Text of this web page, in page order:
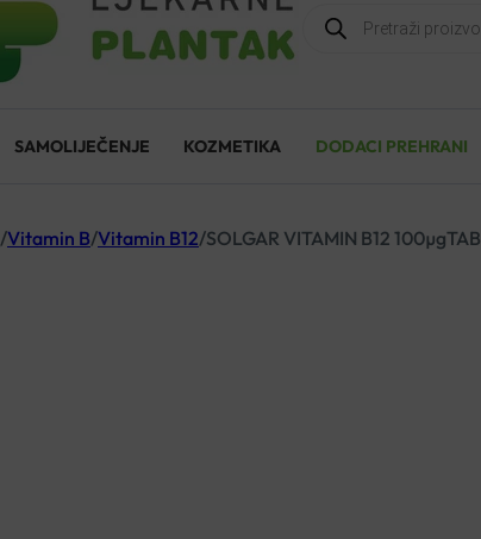
Products
search
SAMOLIJEČENJE KOZMETIKA DODACI PREHRANI
/Vitamin B/Vitamin B12/SOLGAR VITAMIN B12